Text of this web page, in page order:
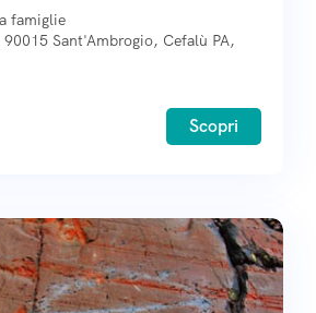
famiglie
Sant'Ambrogio, Cefalù PA,
Scopri